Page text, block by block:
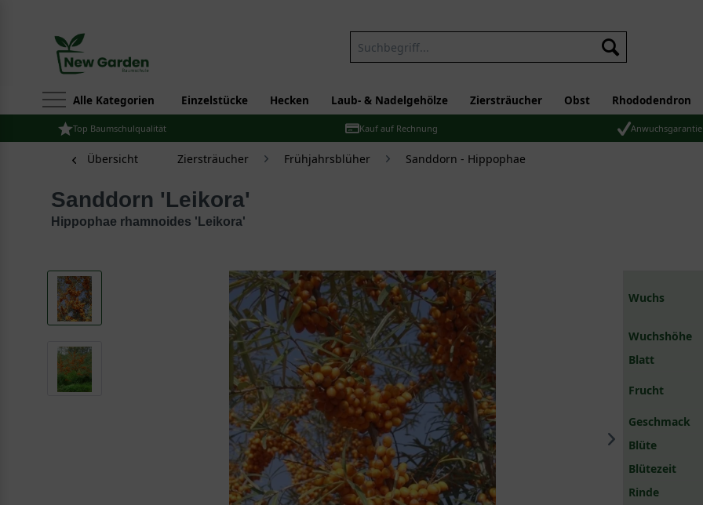
Alle Kategorien Einzelstücke Hecken Laub- & Nadelgehölze Ziersträucher Obst Rhododendron
Top Baumschulqualität Kauf auf Rechnung Anwuchsgarantie
Übersicht Ziersträucher Frühjahrsblüher Sanddorn - Hippophae
Sanddorn 'Leikora'
Hippophae rhamnoides 'Leikora'
Wuchs
Wuchshöhe
Blatt
Frucht
Geschmack
Blüte
Blütezeit
Rinde